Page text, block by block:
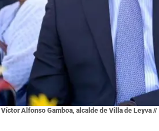
Víctor Alfonso Gamboa, alcalde de Villa de Leyva //